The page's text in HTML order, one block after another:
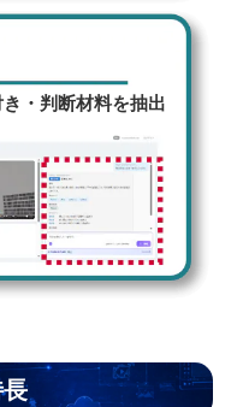
・判断材料を抽出